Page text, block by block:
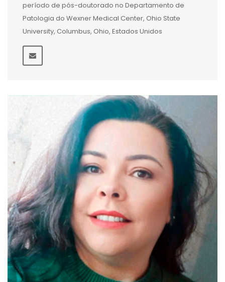
período de pós-doutorado no Departamento de
Patologia do Wexner Medical Center, Ohio State
University, Columbus, Ohio, Estados Unidos